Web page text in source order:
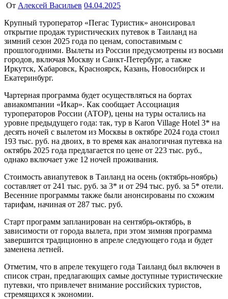
От Алексей Васильев 04.04.2025
Крупный туроператор «Пегас Туристик» анонсировал
открытие продаж туристических путевок в Таиланд на
зимний сезон 2025 года по ценам, сопоставимым с
прошлогодними. Вылеты из России предусмотрены из восьми
городов, включая Москву и Санкт-Петербург, а также
Иркутск, Хабаровск, Красноярск, Казань, Новосибирск и
Екатеринбург.
Чартерная программа будет осуществляться на бортах
авиакомпании «Икар». Как сообщает Ассоциация
туроператоров России (АТОР), цены на туры остались на
уровне предыдущего года: так, тур в Karon Village Hotel 3* на
десять ночей с вылетом из Москвы в октябре 2024 года стоил
193 тыс. руб. на двоих, в то время как аналогичная путевка на
октябрь 2025 года предлагается по цене от 223 тыс. руб.,
однако включает уже 12 ночей проживания.
Стоимость авиапутевок в Таиланд на осень (октябрь-ноябрь)
составляет от 241 тыс. руб. за 3* и от 294 тыс. руб. за 5* отели.
Весенние программы также были анонсированы по схожим
тарифам, начиная от 287 тыс. руб.
Старт программ запланирован на сентябрь-октябрь, в
зависимости от города вылета, при этом зимняя программа
завершится традиционно в апреле следующего года и будет
заменена летней.
Отметим, что в апреле текущего года Таиланд был включен в
список стран, предлагающих самые доступные туристические
путевки, что привлечет внимание российских туристов,
стремящихся к экономии.